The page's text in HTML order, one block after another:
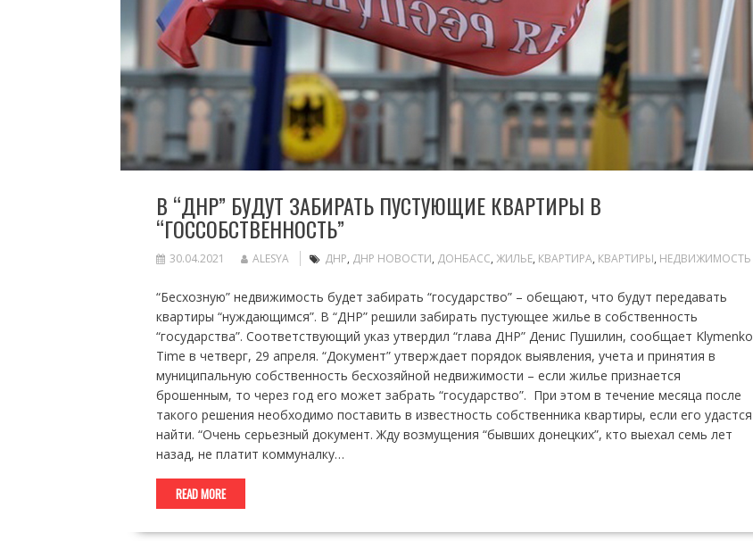
В “ДНР” БУДУТ ЗАБИРАТЬ ПУСТУЮЩИЕ КВАРТИРЫ В
“ГОССОБСТВЕННОСТЬ”
30.04.2021 ALESYA ДНР, ДНР НОВОСТИ, ДОНБАСС, ЖИЛЬЕ, КВАРТИРА, КВАРТИРЫ, НЕДВИЖИМОСТЬ
“Бесхозную” недвижимость будет забирать “государство” – обещают, что будут передавать
квартиры “нуждающимся”. В “ДНР” решили забирать пустующее жилье в собственность
“государства”. Соответствующий указ утвердил “глава ДНР” Денис Пушилин, сообщает Klymenko
Time в четверг, 29 апреля. “Документ” утверждает порядок выявления, учета и принятия в
муниципальную собственность бесхозяйной недвижимости – если жилье признается
брошенным, то через год его может забрать “государство”. При этом в течение месяца после
такого решения необходимо поставить в известность собственника квартиры, если его удастся
найти. “Очень серьезный документ. Жду возмущения “бывших донецких”, кто выехал семь лет
назад, не платит коммуналку…
READ MORE